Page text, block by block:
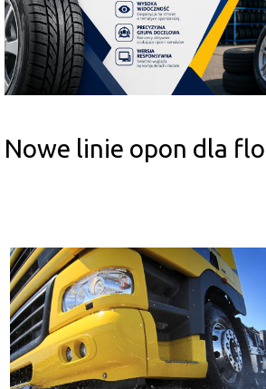
Nowe linie opon dla